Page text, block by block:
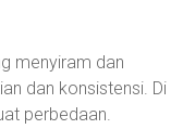
menyiram dan
dan konsistensi. Di
perbedaan.